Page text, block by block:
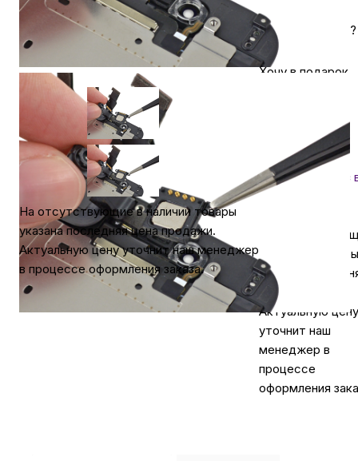
Для домашних питомцев
Умный дом и безопасность
Автомобильные аксессуары
Сервисный центр Apple в Самаре
Подарочные сертификаты
Аудио
На отсутствующие в наличии товары
указана последняя цена продажи.
Актуальную цену уточнит наш менеджер
в процессе оформления заказа.
Нашли дешевле?
Хочу в подарок
Доставка
в
Самаре
Самовывоз
Самаре
На
в наличии товары
указана
цена продажи.
Актуальную цену
уточнит наш
менеджер в
процессе
оформления